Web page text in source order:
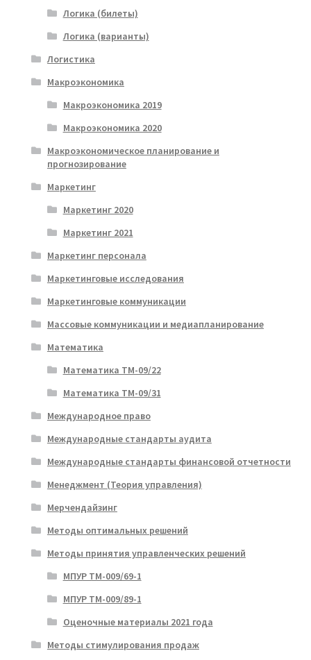
Логика (билеты)
Логика (варианты)
Логистика
Макроэкономика
Макроэкономика 2019
Макроэкономика 2020
Макроэкономическое планирование и
прогнозирование
Маркетинг
Маркетинг 2020
Маркетинг 2021
Маркетинг персонала
Маркетинговые исследования
Маркетинговые коммуникации
Массовые коммуникации и медиапланирование
Математика
Математика ТМ-09/22
Математика ТМ-09/31
Международное право
Международные стандарты аудита
Международные стандарты финансовой отчетности
Менеджмент (Теория управления)
Мерчендайзинг
Методы оптимальных решений
Методы принятия управленческих решений
МПУР ТМ-009/69-1
МПУР ТМ-009/89-1
Оценочные материалы 2021 года
Методы стимулирования продаж